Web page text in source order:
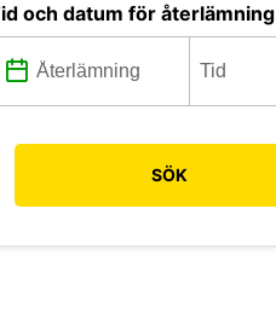
och datum för återlämning
SÖK